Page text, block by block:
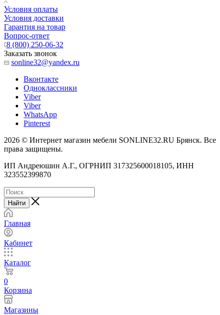
Условия оплаты
Условия доставки
Гарантия на товар
Вопрос-ответ
8 (800) 250-06-32
Заказать звонок
sonline32@yandex.ru
Вконтакте
Одноклассники
Viber
Viber
WhatsApp
Pinterest
2026 © Интернет магазин мебели SONLINE32.RU Брянск. Все
права защищены.
ИП Андреюшин А.Г., ОГРНИП 317325600018105, ИНН
323552399870
Найти
Главная
Кабинет
Каталог
0
Корзина
Магазины